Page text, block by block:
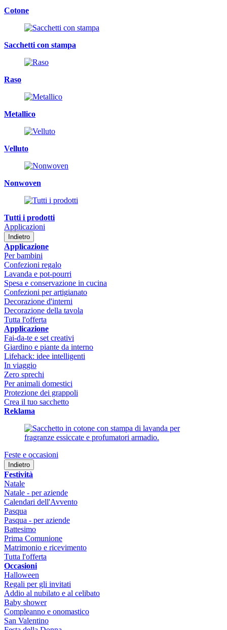
Cotone
Sacchetti con stampa
Raso
Metallico
Velluto
Nonwoven
Tutti i prodotti
Applicazioni
Indietro
Applicazione
Per bambini
Confezioni regalo
Lavanda e pot-pourri
Spesa e conservazione in cucina
Confezioni per artigianato
Decorazione d'interni
Decorazione della tavola
Tutta l'offerta
Applicazione
Fai-da-te e set creativi
Giardino e piante da interno
Lifehack: idee intelligenti
In viaggio
Zero sprechi
Per animali domestici
Protezione dei grappoli
Crea il tuo sacchetto
Reklama
Feste e occasioni
Indietro
Festività
Natale
Natale - per aziende
Calendari dell'Avvento
Pasqua
Pasqua - per aziende
Battesimo
Prima Comunione
Matrimonio e ricevimento
Tutta l'offerta
Occasioni
Halloween
Regali per gli invitati
Addio al nubilato e al celibato
Baby shower
Compleanno e onomastico
San Valentino